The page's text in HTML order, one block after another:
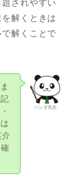
されやすい
解くときは
解くことで
パンダ先生